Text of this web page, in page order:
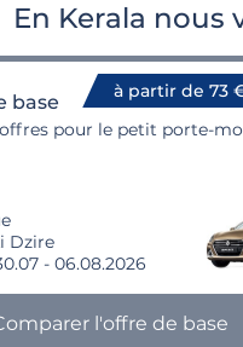
En Kerala
à partir de 73
base
pour le petit porte-
Dzire
- 06.08.2026
l'offre de base